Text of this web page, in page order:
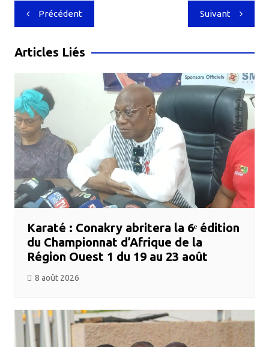
Navigation
de
l’article
Précédent Suivant
Articles Liés
Karaté : Conakry abritera la 6ᵉ édition
du Championnat d’Afrique de la
Région Ouest 1 du 19 au 23 août
8 août 2026